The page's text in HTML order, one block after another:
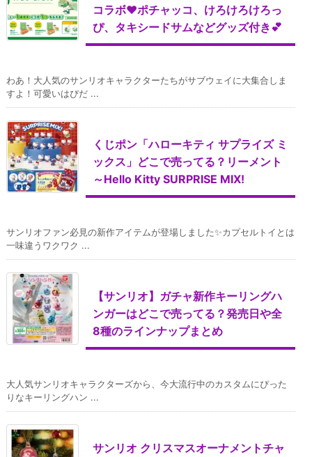
コラボ♥ポチャッコ、けろけろけろっ
ぴ、タキシードサムなどグッズ付き💕
わあ！大人気のサンリオキャラクターたちがサブウェイに大集合しま
すよ！可愛いはぴだ ...
くじポン「ハローキティ サプライズ ミ
ックス」どこで売ってる？リーメント
～Hello Kitty SURPRISE MIX!
サンリオファン必見の新作アイテムが登場しました✨カプセルトイとは
一味違うワクワク ...
【サンリオ】ガチャ新作キーリングハ
ンガーはどこで売ってる？発売日や全
8種のラインナップまとめ
大人気サンリオキャラクターズから、今大流行中のカスタムにぴった
りなキーリングハン ...
サンリオ クリスマスオーナメントチャ